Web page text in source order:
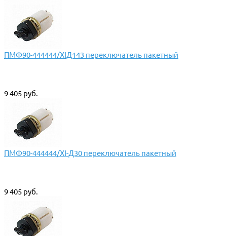
ПМФ90-444444/XIД143 переключатель пакетный
9 405 руб.
ПМФ90-444444/XI-Д30 переключатель пакетный
9 405 руб.